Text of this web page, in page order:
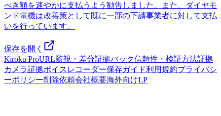
べき額を速やかに支払うよう勧告しました。また、ダイヤモ
ンド電機は改善策として既に一部の下請事業者に対して支払
いを行っています。
保存を開く
Kiroku ProURL監視・差分証拠パック信頼性・検証方法証拠
カメラ証拠ボイスレコーダー保存ガイド利用規約プライバシ
ーポリシー削除依頼会社概要海外向けLP